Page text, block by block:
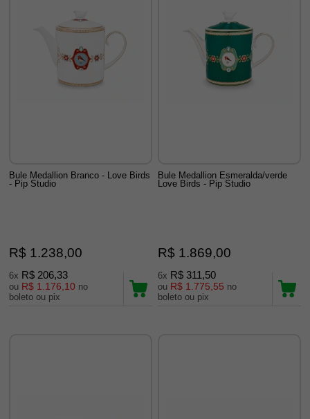
Bule Medallion Branco - Love Birds
- Pip Studio
R$ 1.238,00
6x R$ 206,33
ou R$ 1.176,10 no
boleto ou pix
Bule Medallion Esmeralda/verde
Love Birds - Pip Studio
R$ 1.869,00
6x R$ 311,50
ou R$ 1.775,55 no
boleto ou pix